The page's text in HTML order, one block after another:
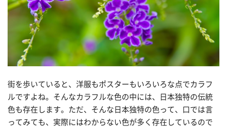
街を歩いていると、洋服もポスターもいろいろな点でカラフ
ルですよね。そんなカラフルな色の中には、日本独特の伝統
色も存在します。ただ、そんな日本独特の色って、口では言
ってみても、実際にはわからない色が多く存在しているので